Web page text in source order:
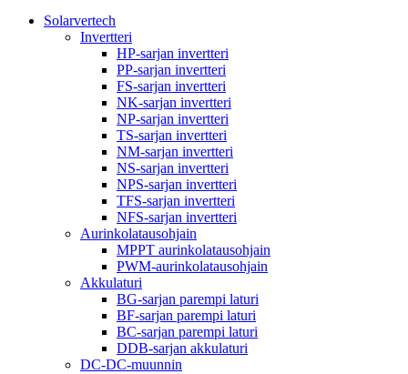
Solarvertech
Invertteri
HP-sarjan invertteri
PP-sarjan invertteri
FS-sarjan invertteri
NK-sarjan invertteri
NP-sarjan invertteri
TS-sarjan invertteri
NM-sarjan invertteri
NS-sarjan invertteri
NPS-sarjan invertteri
TFS-sarjan invertteri
NFS-sarjan invertteri
Aurinkolatausohjain
MPPT aurinkolatausohjain
PWM-aurinkolatausohjain
Akkulaturi
BG-sarjan parempi laturi
BF-sarjan parempi laturi
BC-sarjan parempi laturi
DDB-sarjan akkulaturi
DC-DC-muunnin